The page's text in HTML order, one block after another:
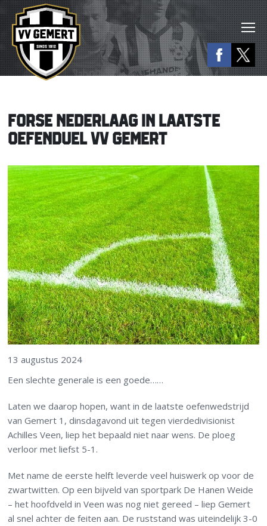
FORSE NEDERLAAG IN LAATSTE
OEFENDUEL VV GEMERT
13 augustus 2024
Een slechte generale is een goede……
Laten we daarop hopen, want in de laatste oefenwedstrijd
van Gemert 1, dinsdagavond uit tegen vierdedivisionist
Achilles Veen, liep het bepaald niet naar wens. De ploeg
verloor met liefst 5-1.
Met name de eerste helft leverde veel huiswerk op voor de
zwartwitten. Op een bijveld van sportpark De Hanen Weide
– het hoofdveld in Veen was nog niet gereed – liep Gemert
al snel achter de feiten aan. De ruststand was uiteindelijk 3-0